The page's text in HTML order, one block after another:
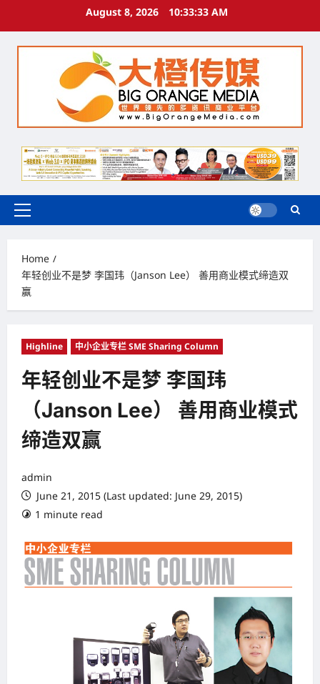
August 8, 2026 10:33:33 AM
Primary
Home
年轻创业不是梦 李国玮（Janson Lee） 善用商业模式缔造双
赢
Highline 中小企业专栏 SME Sharing Column
年轻创业不是梦 李国玮
（Janson Lee） 善用商业模式
缔造双赢
admin
June 21, 2015 (Last updated: June 29, 2015)
1 minute read